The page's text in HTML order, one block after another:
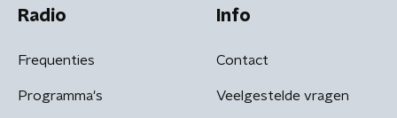
Radio
Frequenties
Programma's
Info
Contact
Veelgestelde vragen